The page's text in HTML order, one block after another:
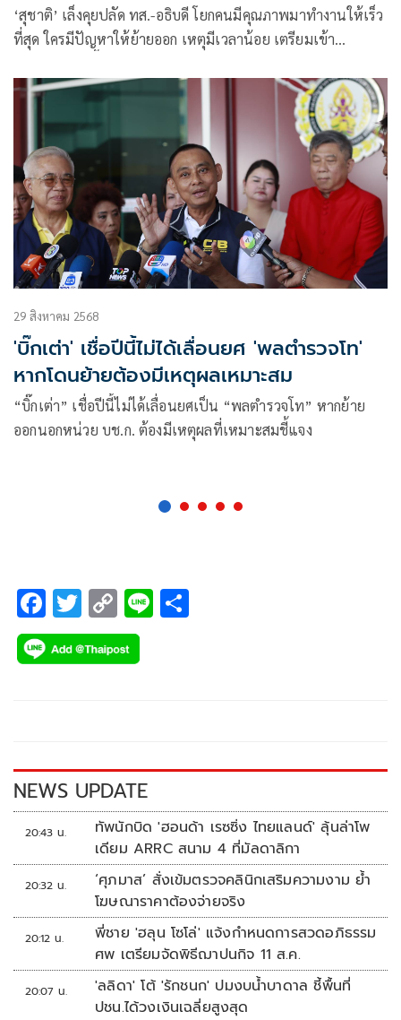
‘สุชาติ’ เล็งคุยปลัด ทส.-อธิบดี โยกคนมีคุณภาพมาทำงานให้เร็ว
ที่สุด ใครมีปัญหาให้ย้ายออก เหตุมีเวลาน้อย เตรียมเข้า
29 สิงหาคม 2568
'บิ๊กเต่า' เชื่อปีนี้ไม่ได้เลื่อนยศ 'พลตำรวจโท'
หากโดนย้ายต้องมีเหตุผลเหมาะสม
“บิ๊กเต่า” เชื่อปีนี้ไม่ได้เลื่อนยศเป็น “พลตำรวจโท” หากย้าย
ออกนอกหน่วย บช.ก. ต้องมีเหตุผลที่เหมาะสมชี้แจง
F
ac
e
k
T
wi
tt
C
o
p
k
Li
NEWS UPDATE
20:43 น.
ทัพนักบิด 'ฮอนด้า เรซซิ่ง ไทยแลนด์' ลุ้นล่าโพ
เดียม ARRC สนาม 4 ที่มัลดาลิกา
20:32 น.
‘ศุภมาส’ สั่งเข้มตรวจคลินิกเสริมความงาม ย้ำ
โฆษณาราคาต้องจ่ายจริง
20:12 น.
พี่ชาย 'ฮลุน โซโล่' แจ้งกำหนดการสวดอภิธรรม
ศพ เตรียมจัดพิธีฌาปนกิจ 11 ส.ค.
20:07 น.
'ลลิดา' โต้ 'รักชนก' ปมงบน้ำบาดาล ชี้พื้นที่
ปชน.ได้วงเงินเฉลี่ยสูงสุด